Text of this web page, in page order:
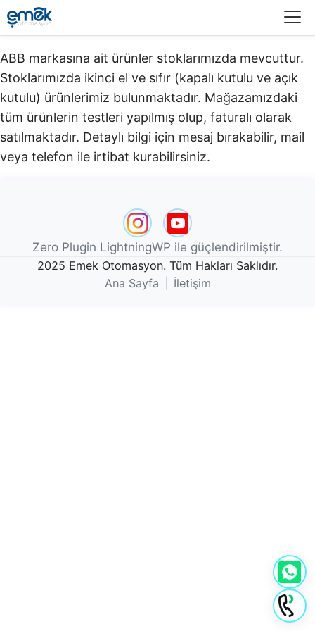
ABB markasına ait ürünler stoklarımızda mevcuttur.
Stoklarımızda ikinci el ve sıfır (kapalı kutulu ve açık
kutulu) ürünlerimiz bulunmaktadır.​ Mağazamızdaki
tüm ürünlerin testleri yapılmış olup, faturalı olarak
satılmaktadır. Detaylı bilgi için mesaj bırakabilir, mail
veya telefon ile irtibat kurabilirsiniz.
Zero Plugin LightningWP ile güçlendirilmiştir.
2025 Emek Otomasyon. Tüm Hakları Saklıdır.
Ana Sayfa
İletişim